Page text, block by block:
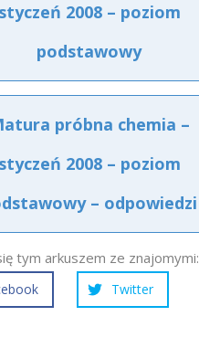
styczeń 2008 – poziom
podstawowy
próbna chemia –
styczeń 2008 – poziom
– odpowiedzi
tym arkuszem ze znajomymi:
Twitter